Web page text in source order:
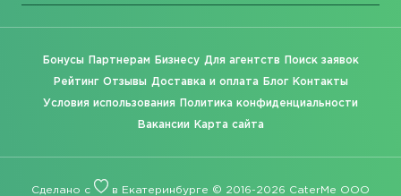
Бонусы Партнерам Бизнесу Для агентств Поиск заявок
Рейтинг Отзывы Доставка и оплата Блог Контакты
Условия использования Политика конфиденциальности
Вакансии Карта сайта
Сделано с в Екатеринбурге © 2016-2026 CaterMe ООО